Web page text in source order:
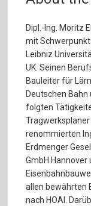
Dipl.-Ing. Moritz
mit
Leibniz
UK. Seinen
Bauleiter für
Deutschen Bahn
folgten
renommierten
Erdmenger
GmbH
allen bewährten
nach HOAI.